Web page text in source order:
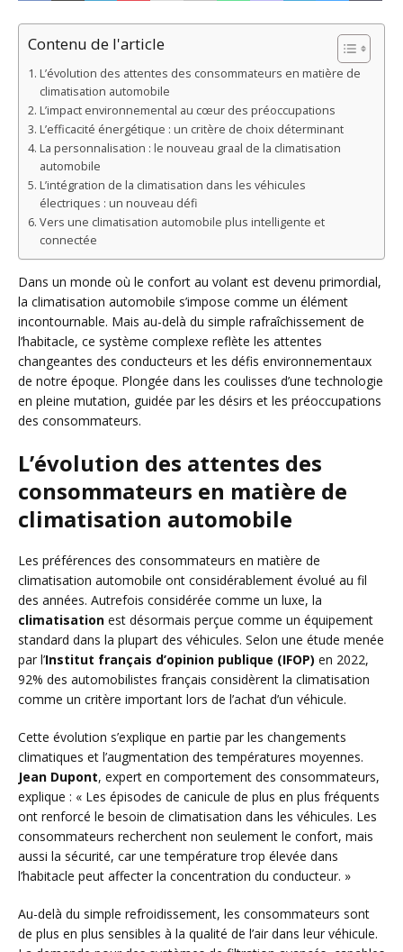
Contenu de l'article
L’évolution des attentes des consommateurs en matière de
climatisation automobile
L’impact environnemental au cœur des préoccupations
L’efficacité énergétique : un critère de choix déterminant
La personnalisation : le nouveau graal de la climatisation
automobile
L’intégration de la climatisation dans les véhicules
électriques : un nouveau défi
Vers une climatisation automobile plus intelligente et
connectée
Dans un monde où le confort au volant est devenu primordial,
la climatisation automobile s’impose comme un élément
incontournable. Mais au-delà du simple rafraîchissement de
l’habitacle, ce système complexe reflète les attentes
changeantes des conducteurs et les défis environnementaux
de notre époque. Plongée dans les coulisses d’une technologie
en pleine mutation, guidée par les désirs et les préoccupations
des consommateurs.
L’évolution des attentes des
consommateurs en matière de
climatisation automobile
Les préférences des consommateurs en matière de
climatisation automobile ont considérablement évolué au fil
des années. Autrefois considérée comme un luxe, la
climatisation est désormais perçue comme un équipement
standard dans la plupart des véhicules. Selon une étude menée
par l’Institut français d’opinion publique (IFOP) en 2022,
92% des automobilistes français considèrent la climatisation
comme un critère important lors de l’achat d’un véhicule.
Cette évolution s’explique en partie par les changements
climatiques et l’augmentation des températures moyennes.
Jean Dupont, expert en comportement des consommateurs,
explique : « Les épisodes de canicule de plus en plus fréquents
ont renforcé le besoin de climatisation dans les véhicules. Les
consommateurs recherchent non seulement le confort, mais
aussi la sécurité, car une température trop élevée dans
l’habitacle peut affecter la concentration du conducteur. »
Au-delà du simple refroidissement, les consommateurs sont
de plus en plus sensibles à la qualité de l’air dans leur véhicule.